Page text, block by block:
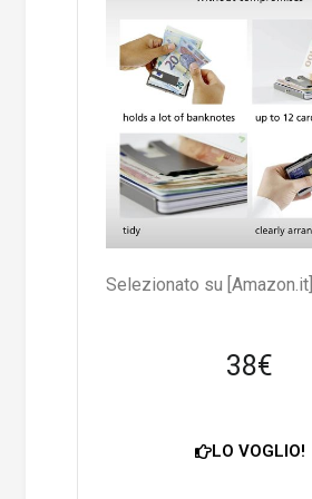
Selezionato su [Amazon.it]
38€
LO VOGLIO!